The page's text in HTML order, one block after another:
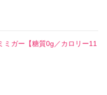
ミガー【糖質0g／カロリー11